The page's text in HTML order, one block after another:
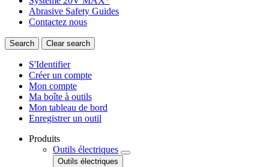
Abrasive Safety Guides
Contactez nous
S'Identifier
Créer un compte
Mon compte
Ma boîte à outils
Mon tableau de bord
Enregistrer un outil
Produits
Outils électriques
Outils électriques